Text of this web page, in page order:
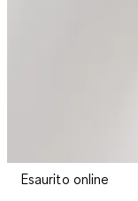
Esaurito online